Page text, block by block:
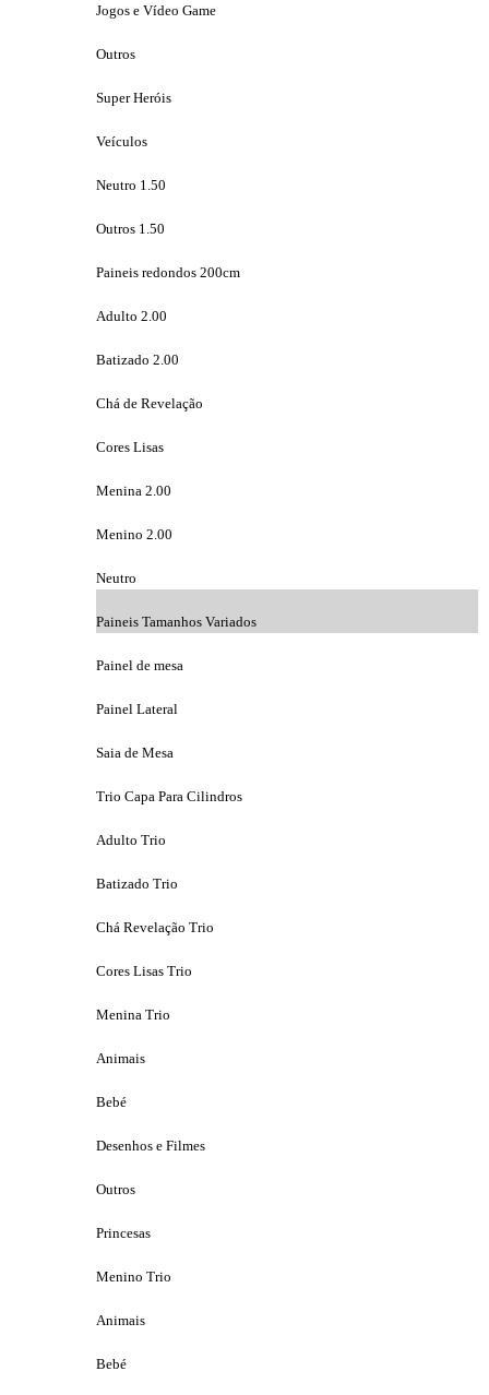
Jogos e Vídeo Game
Outros
Super Heróis
Veículos
Neutro 1.50
Outros 1.50
Paineis redondos 200cm
Adulto 2.00
Batizado 2.00
Chá de Revelação
Cores Lisas
Menina 2.00
Menino 2.00
Neutro
Paineis Tamanhos Variados
Painel de mesa
Painel Lateral
Saia de Mesa
Trio Capa Para Cilindros
Adulto Trio
Batizado Trio
Chá Revelação Trio
Cores Lisas Trio
Menina Trio
Animais
Bebé
Desenhos e Filmes
Outros
Princesas
Menino Trio
Animais
Bebé